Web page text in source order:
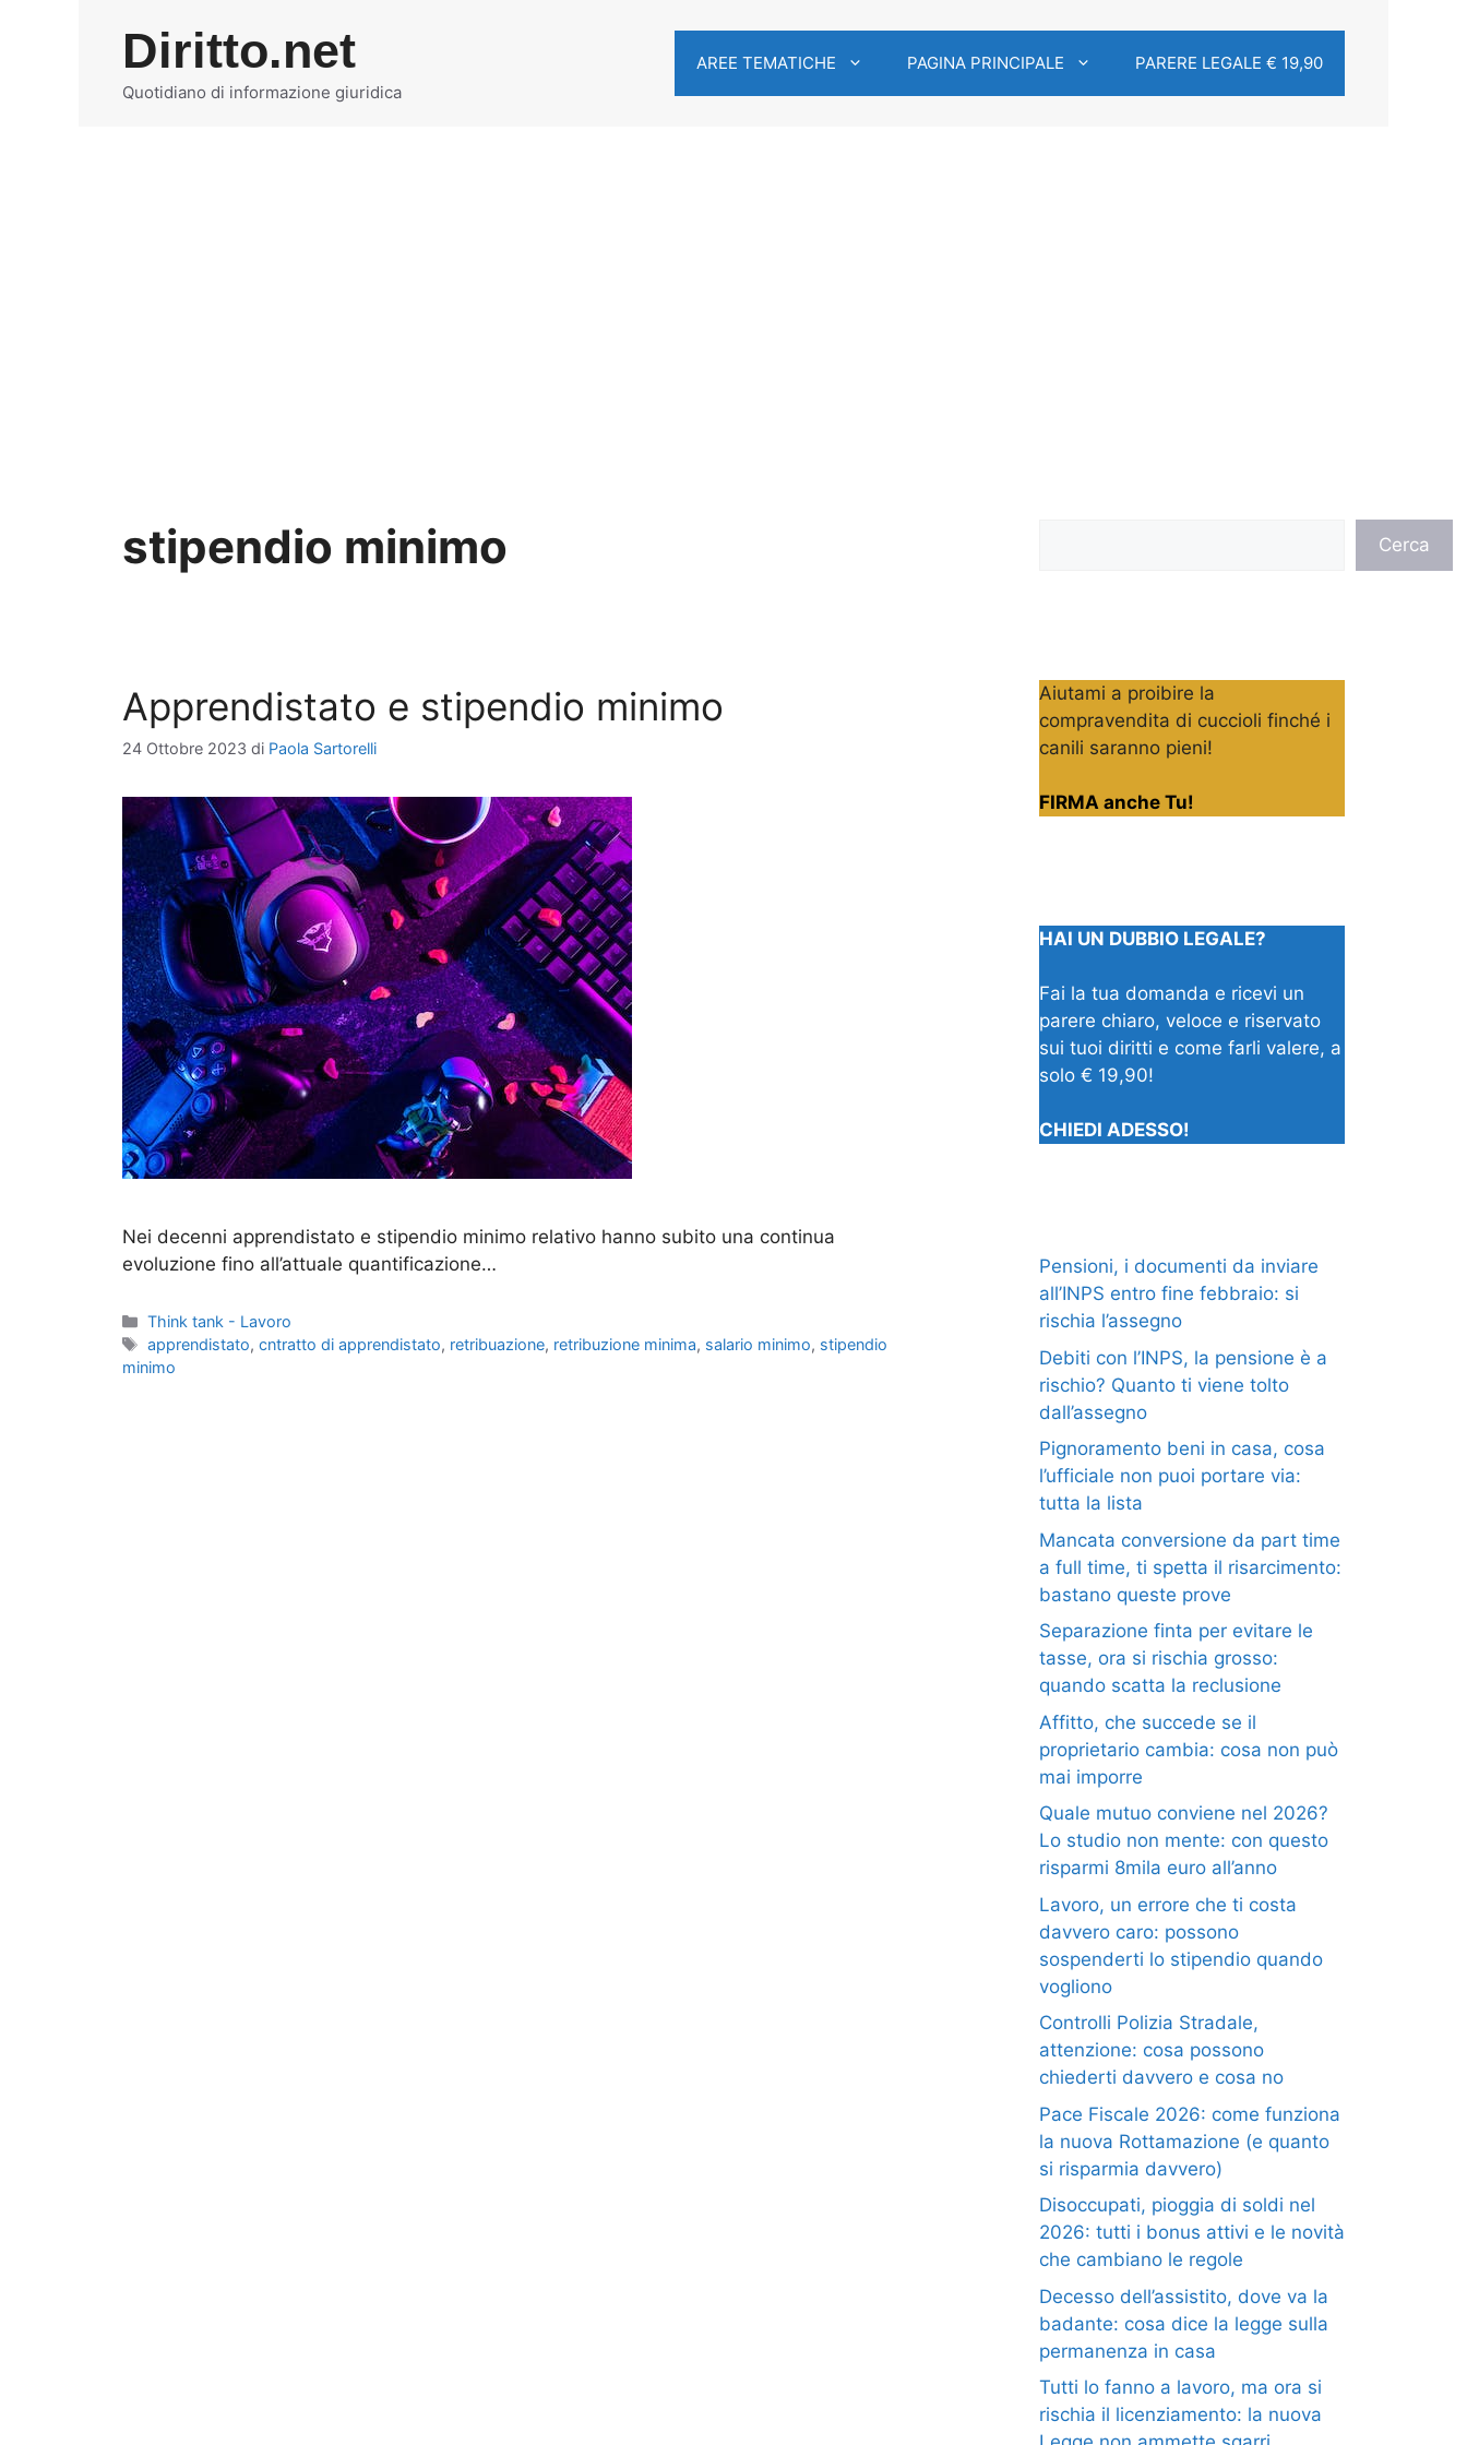
Diritto.net
Quotidiano di informazione giuridica
AREE TEMATICHE PAGINA PRINCIPALE PARERE LEGALE € 19,90
stipendio minimo
Apprendistato e stipendio minimo
24 Ottobre 2023 di Paola Sartorelli
Nei decenni apprendistato e stipendio minimo relativo hanno subito una continua
evoluzione fino all’attuale quantificazione…
Categorie
Think tank - Lavoro
Tag
apprendistato,cntratto di apprendistato, retribuazione, retribuzione minima, salario minimo, stipendio
minimo
Cerca
Aiutami a proibire la
compravendita di cuccioli finché i
canili saranno pieni!
FIRMA anche Tu!
HAI UN DUBBIO LEGALE?
Fai la tua domanda e ricevi un
parere chiaro, veloce e riservato
sui tuoi diritti e come farli valere, a
solo € 19,90!
CHIEDI ADESSO!
Pensioni, i documenti da inviare
all’INPS entro fine febbraio: si
rischia l’assegno
Debiti con l’INPS, la pensione è a
rischio? Quanto ti viene tolto
dall’assegno
Pignoramento beni in casa, cosa
l’ufficiale non puoi portare via:
tutta la lista
Mancata conversione da part time
a full time, ti spetta il risarcimento:
bastano queste prove
Separazione finta per evitare le
tasse, ora si rischia grosso:
quando scatta la reclusione
Affitto, che succede se il
proprietario cambia: cosa non può
mai imporre
Quale mutuo conviene nel 2026?
Lo studio non mente: con questo
risparmi 8mila euro all’anno
Lavoro, un errore che ti costa
davvero caro: possono
sospenderti lo stipendio quando
vogliono
Controlli Polizia Stradale,
attenzione: cosa possono
chiederti davvero e cosa no
Pace Fiscale 2026: come funziona
la nuova Rottamazione (e quanto
si risparmia davvero)
Disoccupati, pioggia di soldi nel
2026: tutti i bonus attivi e le novità
che cambiano le regole
Decesso dell’assistito, dove va la
badante: cosa dice la legge sulla
permanenza in casa
Tutti lo fanno a lavoro, ma ora si
rischia il licenziamento: la nuova